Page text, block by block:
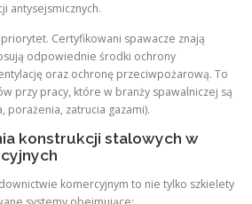
antysejsmicznych.
Certyfikowani spawacze znają
odpowiednie środki ochrony
oraz ochronę przeciwpożarową. To
przy pracy, które w branży spawalniczej są
porażenia, zatrucia gazami).
konstrukcji stalowych w
komercyjnym to nie tylko szkielety